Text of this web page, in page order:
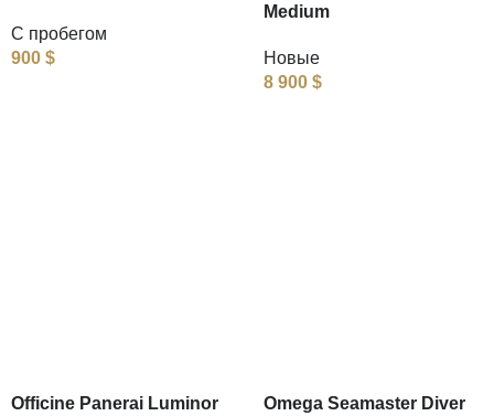
С пробегом
900 $
Medium
Новые
8 900 $
Officine Panerai Luminor
Omega Seamaster Diver